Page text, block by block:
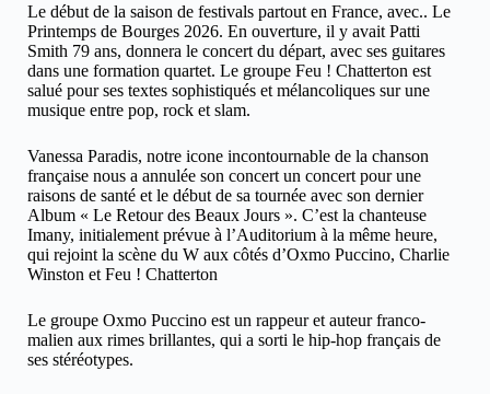
Le début de la saison de festivals partout en France, avec.. Le
Printemps de Bourges 2026. En ouverture, il y avait Patti
Smith 79 ans, donnera le concert du départ, avec ses guitares
dans une formation quartet. Le groupe Feu ! Chatterton est
salué pour ses textes sophistiqués et mélancoliques sur une
musique entre pop, rock et slam.
Vanessa Paradis, notre icone incontournable de la chanson
française nous a annulée son concert un concert pour une
raisons de santé et le début de sa tournée avec son dernier
Album « Le Retour des Beaux Jours ». C’est la chanteuse
Imany, initialement prévue à l’Auditorium à la même heure,
qui rejoint la scène du W aux côtés d’Oxmo Puccino, Charlie
Winston et Feu ! Chatterton
Le groupe Oxmo Puccino est un rappeur et auteur franco-
malien aux rimes brillantes, qui a sorti le hip-hop français de
ses stéréotypes.